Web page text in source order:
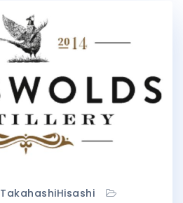
TakahashiHisashi